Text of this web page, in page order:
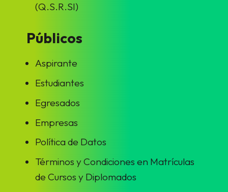
(Q.S.R.SI)
Públicos
Aspirante
Estudiantes
Egresados
Empresas
Política de Datos
Términos y Condiciones en Matrículas
de Cursos y Diplomados